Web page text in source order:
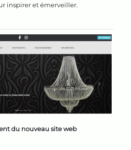
inspirer et émerveiller.
du nouveau site web